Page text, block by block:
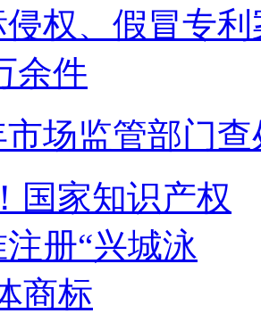
市场监管部门